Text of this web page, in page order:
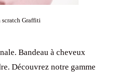
scratch Graffiti
Bandeau à cheveux
Découvrez notre gamme